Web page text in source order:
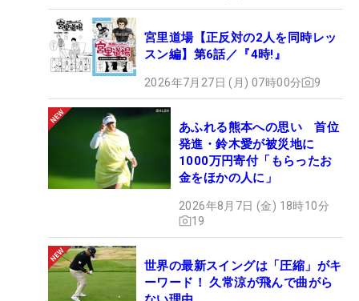
宮里道場【正反対の2人を同時レッ
スン編】第6話／『4時!』
2026年7月27日 (月) 07時00分 9
あふれる熊本への思い 首位
発進・鈴木愛が被災地に
1000万円寄付「もらったお
金をほかの人に」
2026年8月7日 (金) 18時10分
19
世界の最新スイングは「圧縮」がキ
ーワード！ 久常涼が飛んで曲がら